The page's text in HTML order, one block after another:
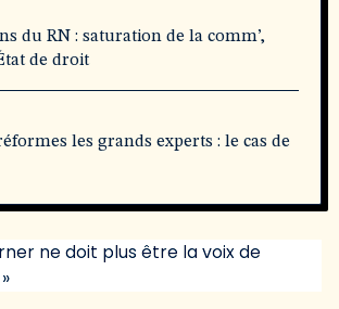
du RN : saturation de la comm’,
de droit
les grands experts : le cas de